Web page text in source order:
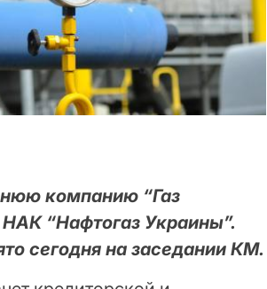
компанию “Газ
“Нафтогаз Украины”.
сегодня на заседании КМ.